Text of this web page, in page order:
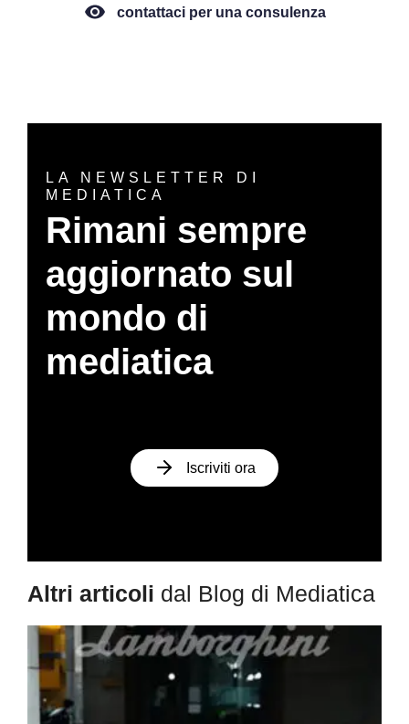
contattaci per una consulenza
LA NEWSLETTER DI
MEDIATICA
Rimani sempre
aggiornato sul
mondo di
mediatica
Iscriviti ora
Altri articoli dal Blog di Mediatica